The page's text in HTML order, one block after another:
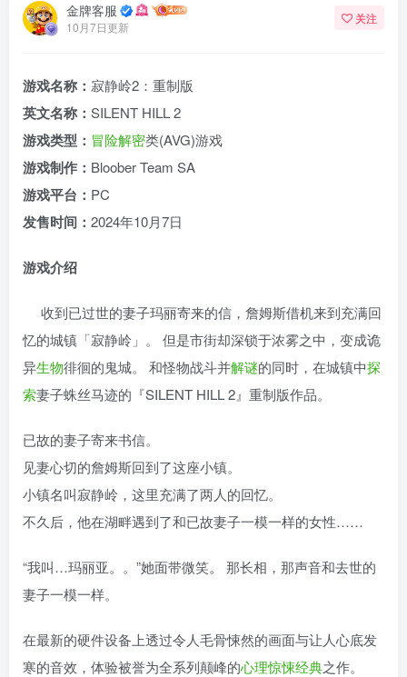
金牌客服
10月7日更新
关注
游戏名称： 寂静岭2：重制版
英文名称： SILENT HILL 2
游戏类型： 冒险解密类(AVG)游戏
游戏制作： Bloober Team SA
游戏平台： PC
发售时间： 2024年10月7日
游戏介绍
收到已过世的妻子玛丽寄来的信，詹姆斯借机来到充满回
忆的城镇「寂静岭」。 但是市街却深锁于浓雾之中，变成诡
异生物徘徊的鬼城。 和怪物战斗并解谜的同时，在城镇中探
索妻子蛛丝马迹的『SILENT HILL 2』重制版作品。
已故的妻子寄来书信。
见妻心切的詹姆斯回到了这座小镇。
小镇名叫寂静岭，这里充满了两人的回忆。
不久后，他在湖畔遇到了和已故妻子一模一样的女性……
“我叫…玛丽亚。。”她面带微笑。 那长相，那声音和去世的
妻子一模一样。
在最新的硬件设备上透过令人毛骨悚然的画面与让人心底发
寒的音效，体验被誉为全系列颠峰的心理惊悚经典之作。